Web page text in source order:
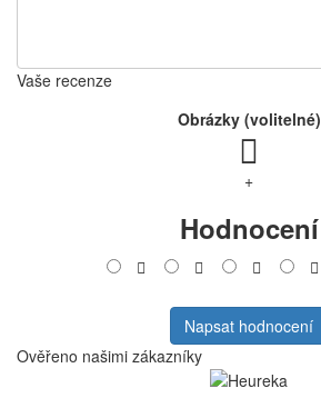
Vaše recenze
Obrázky (volitelné)
+
Hodnocení
Napsat hodnocení
Ověřeno našimi zákazníky